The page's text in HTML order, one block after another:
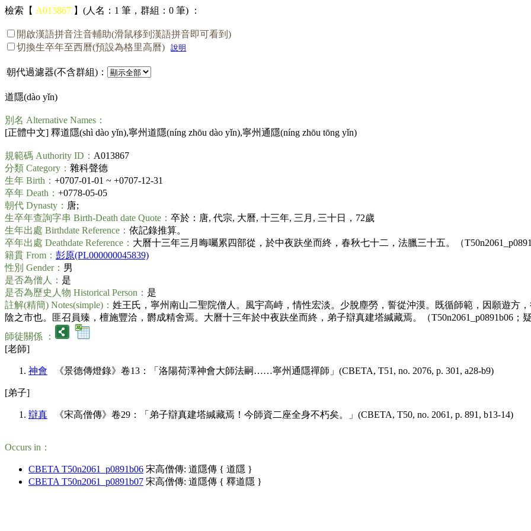
檢索【 A013867 】(人名：1 筆，群組：0 筆) ：
開啟漢語拼音注音輔助(滑鼠移到漢語拼音即可看到)
切換生卒年至西曆(預設為格里高曆)
說明
朝代過濾器(不含群組)：
道隱(dào yǐn)
別名 Alternative Names：
[正體中文] 釋道隱(shì dào yǐn),寧州道隱(níng zhōu dào yǐn),寧州通隱(níng zhōu tōng yǐn)
規範碼 Authority ID： A013867
分類 Category： 雜科聲德
生年 Birth： +0707-01-01 ~ +0707-12-31
卒年 Death： +0778-05-05
朝代 Dynasty： 唐;
生卒年查詢字串 Birth-Death date Quote： 卒於：唐, 代宗, 大曆, 十三年, 三月, 三十日，72歲
生年出處 Birthdate Reference： 依記錄推算。
卒年出處 Deathdate Reference： 大曆十三年三月晦囑累四部從，於中夜趺坐而終，春秋七十二，法臘三十五。（
籍貫 From： 彭原(PL000000045839)
性別 Gender： 男
是否為僧人： 是
是否為歷史人物 Historical Person： 是
註解(精簡) Notes(simple)： 姓王氏，寧州南山二聖院僧人。風宇高峙，情性宏淡。少脫塵勞，誓從沖漠。既循師範，因願遊方
陰之市也。匪召員臻，檀施豐洽，欝成精舍焉。大曆十三年於中夜趺坐而終，弟子辯真建塔緘藏焉。（T50n2061_p0891b06；
師徒關係 ：
[老師]
神會 《景德傳燈錄》卷13：「洛陽荷澤神會大師法嗣……寧州通隱禪師」(CBETA, T51, no. 2076, p. 301, a28-b9)
[弟子]
辯真 《宋高僧傳》卷29：「弟子辯真建塔緘藏焉！今師資二座全身不朽矣。」(CBETA, T50, no. 2061, p. 891, b13-14)
Occurs in：
CBETA T50n2061_p0891b06 宋高僧傳: 道隱傳 { 道隱 }
CBETA T50n2061_p0891b07 宋高僧傳: 道隱傳 { 釋道隱 }